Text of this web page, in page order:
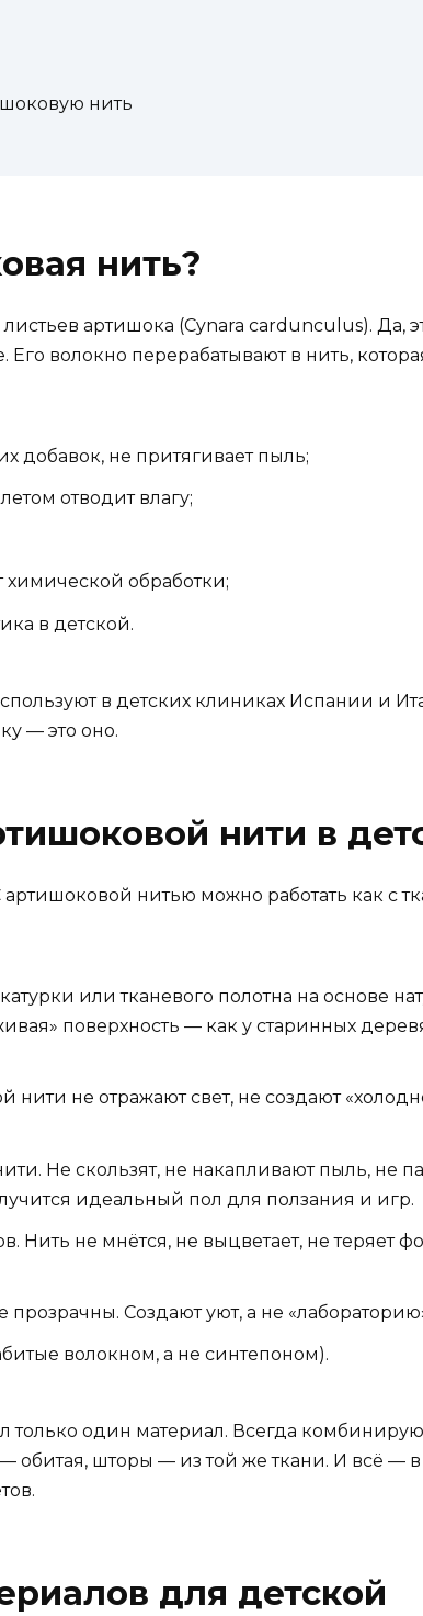
нить
нить?
артишока (Cynara cardunculus). Да,
Его волокно перерабатывают в нить,
добавок, не притягивает пыль;
отводит влагу;
химической обработки;
в детской.
в детских клиниках Испании и
— это оно.
нити в
нитью можно работать как с
или тканевого полотна на основе
поверхность — как у старинных
не отражают свет, не создают
Не скользят, не накапливают пыль, не
идеальный пол для ползания и игр.
Нить не мнётся, не выцветает, не теряет
прозрачны. Создают уют, а не
волокном, а не синтепоном).
только один материал. Всегда
обитая, шторы — из той же ткани. И всё —
для детской